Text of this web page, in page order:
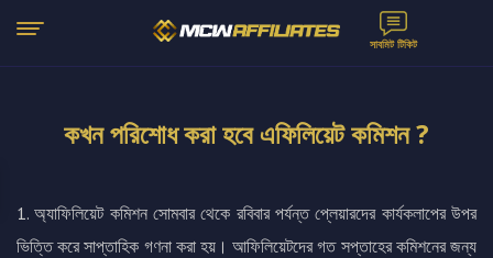
সাবমিট টিকিট
কখন পরিশোধ করা হবে এফিলিয়েট কমিশন ?
1. অ্যাফিলিয়েট কমিশন সোমবার থেকে রবিবার পর্যন্ত প্লেয়ারদের কার্যকলাপের উপর
ভিত্তি করে সাপ্তাহিক গণনা করা হয়। আফিলিয়েটদের গত সপ্তাহের কমিশনের জন্য